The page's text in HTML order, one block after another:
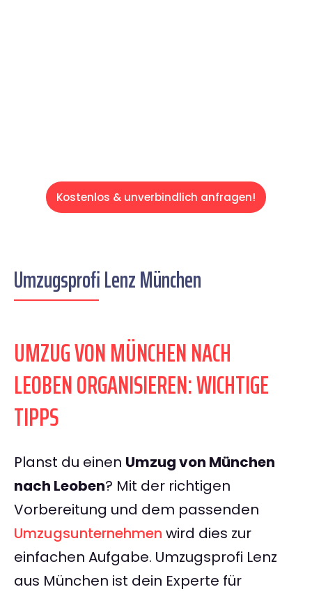
Kostenlos & unverbindlich anfragen!
Umzugsprofi Lenz München
UMZUG VON MÜNCHEN NACH
LEOBEN ORGANISIEREN: WICHTIGE
TIPPS
Planst du einen Umzug von München
nach Leoben? Mit der richtigen
Vorbereitung und dem passenden
Umzugsunternehmen wird dies zur
einfachen Aufgabe. Umzugsprofi Lenz
aus München ist dein Experte für